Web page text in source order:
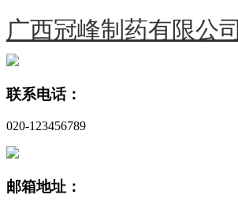
广西冠峰制药有限公司
联系电话：
020-123456789
邮箱地址：